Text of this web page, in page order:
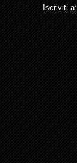
Iscriviti a: